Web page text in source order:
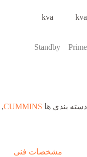
kva kva
Standby Prime
دسته بندی ها CUMMINS
,
مشخصات فنی